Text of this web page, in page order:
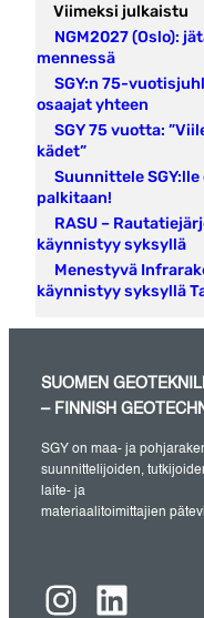
Viimeksi julkaistu
NGM2027 (Oslo):
mennessä
SGY:n 75-
osaajat yhteen
SGY 75 vuotta:
kädet”
Suunnittele
palkitaan!
RASU –
käynnistyy syksyllä
Menestyvä
käynnistyy syksyllä
SUOMEN
– FINNISH
SGY on maa- ja
suunnittelijoiden,
laite- ja
materiaalitoimittajien
Instagram LinkedIn